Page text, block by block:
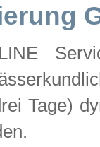
Tage)